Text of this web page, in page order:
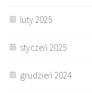
luty 2025
styczeń 2025
grudzień 2024